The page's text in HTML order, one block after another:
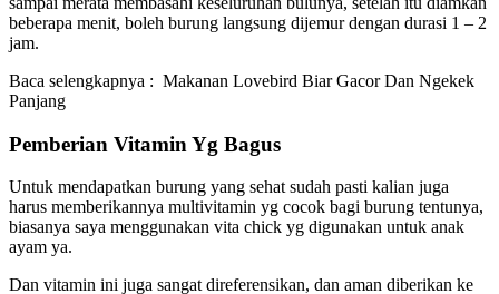
beberapa menit, boleh burung langsung dijemur dengan durasi 1 – 2
jam.
Baca selengkapnya : Makanan Lovebird Biar Gacor Dan Ngekek
Panjang
Pemberian Vitamin Yg Bagus
Untuk mendapatkan burung yang sehat sudah pasti kalian juga
harus memberikannya multivitamin yg cocok bagi burung tentunya,
biasanya saya menggunakan vita chick yg digunakan untuk anak
ayam ya.
Dan vitamin ini juga sangat direferensikan, dan aman diberikan ke